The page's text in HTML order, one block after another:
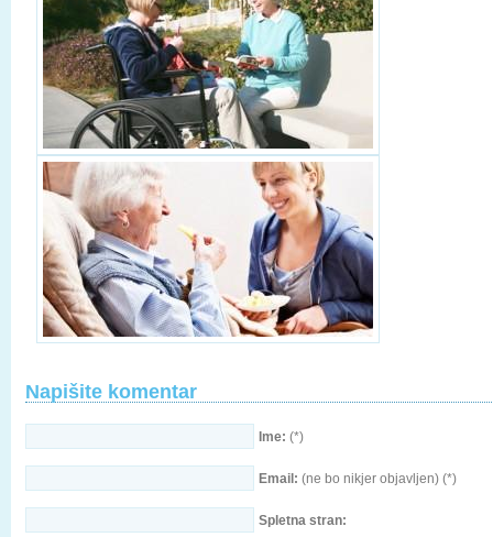
Napišite komentar
Ime: (*)
Email: (ne bo nikjer objavljen) (*)
Spletna stran: